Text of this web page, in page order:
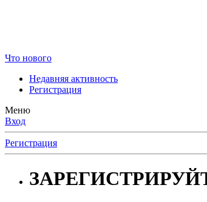
Что нового
Недавняя активность
Регистрация
Меню
Вход
Регистрация